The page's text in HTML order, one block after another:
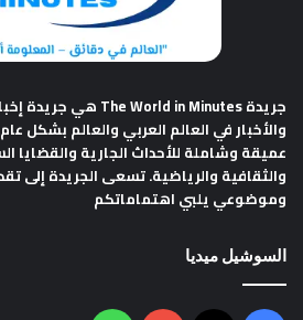
جريدة The World in Minutes
هي جريدة
والأخبار في العالم العربي والعالم بشكل
عميقة وشاملة للأحداث الجارية والقضايا
والثقافية والرياضية. تسعى الجريدة إلى
وموضوعي يلبي اهتماماتكم
السوشيل ميديا